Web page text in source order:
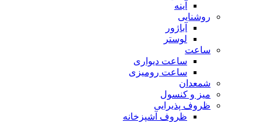
آینه
روشنایی
آباژور
لوستر
ساعت
ساعت دیواری
ساعت رومیزی
شمعدان
میز و کنسول
ظروف پذیرایی
ظروف آشپزخانه